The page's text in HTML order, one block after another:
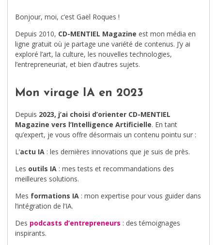
Bonjour, moi, c’est Gaël Roques !
Depuis 2010, CD-MENTIEL Magazine est mon média en
ligne gratuit où je partage une variété de contenus. J’y ai
exploré l’art, la culture, les nouvelles technologies,
l’entrepreneuriat, et bien d’autres sujets.
Mon virage IA en 2023
Depuis 2023, j’ai choisi d’orienter CD-MENTIEL
Magazine vers l’Intelligence Artificielle. En tant
qu’expert, je vous offre désormais un contenu pointu sur :
L’actu IA : les dernières innovations que je suis de près.
Les outils IA : mes tests et recommandations des
meilleures solutions.
Mes formations IA : mon expertise pour vous guider dans
l’intégration de l’IA.
Des podcasts d’entrepreneurs : des témoignages
inspirants.